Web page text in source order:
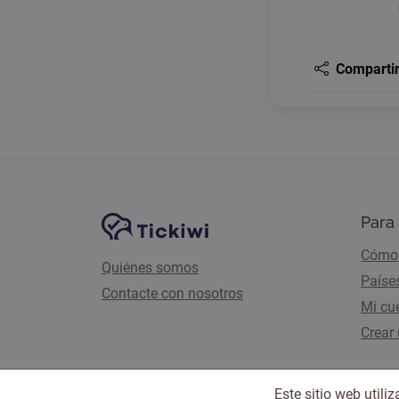
Compartir
Navegación del sitioPlataforma Tickiwi
Quiénes somos
Contacte con nosotros
Mi
Crear
Este sitio web